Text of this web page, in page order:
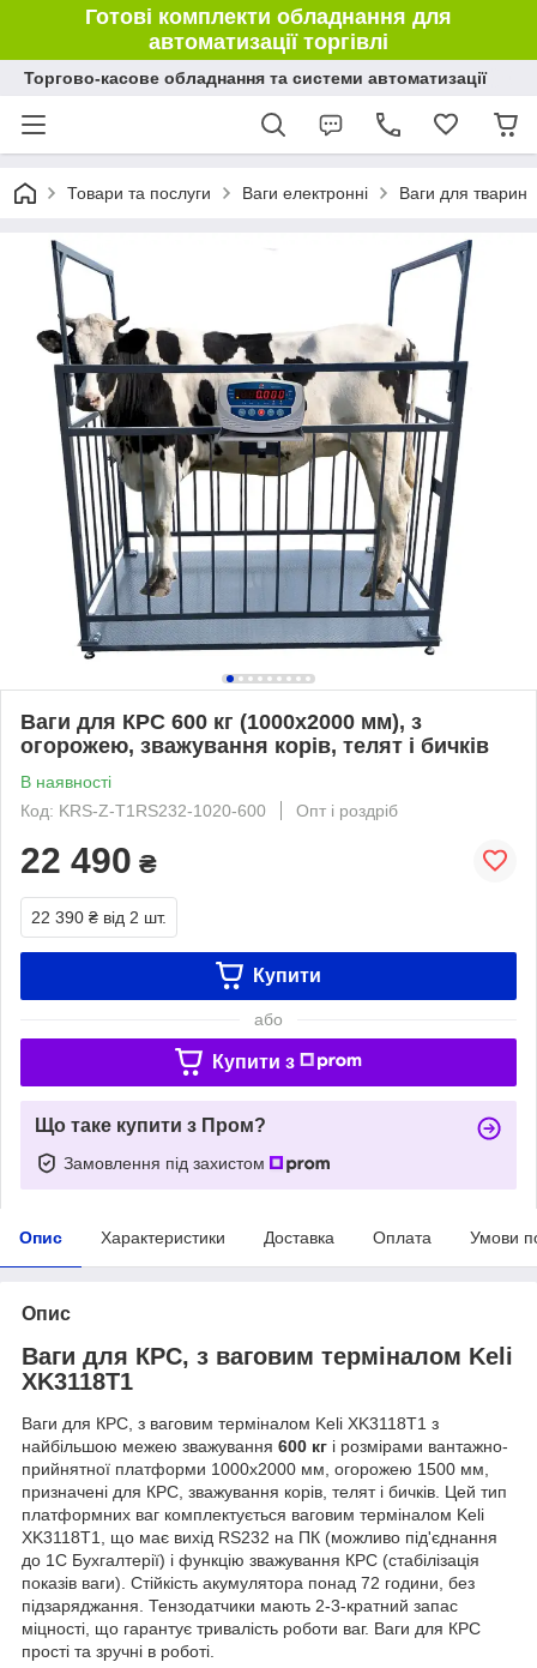
Готові комплекти обладнання для
автоматизації торгівлі
Торгово-касове обладнання та системи автоматизації
Товари та послуги Ваги електронні Ваги для тварин
Ваги для КРС 600 кг (1000x2000 мм), з
огорожею, зважування корів, телят і бичків
В наявності
Код: KRS-Z-Т1RS232-1020-600
Опт і роздріб
22 490 ₴
22 390 ₴ від 2 шт.
Купити
або
Купити з
Що таке купити з Пром?
Замовлення під захистом
Опис Характеристики Доставка Оплата Умови
Опис
Ваги для КРС, з ваговим терміналом Keli
XK3118T1
Ваги для КРС, з ваговим терміналом Keli XK3118T1 з
найбільшою межею зважування 600 кг і розмірами вантажно-
прийнятної платформи 1000х2000 мм, огорожею 1500 мм,
призначені для КРС, зважування корів, телят і бичків. Цей тип
платформних ваг комплектується ваговим терміналом Keli
XK3118T1, що має вихід RS232 на ПК (можливо під'єднання
до 1С Бухгалтерії) і функцію зважування КРС (стабілізація
показів ваги). Стійкість акумулятора понад 72 години, без
підзаряджання. Тензодатчики мають 2-3-кратний запас
міцності, що гарантує тривалість роботи ваг. Ваги для КРС
прості та зручні в роботі.